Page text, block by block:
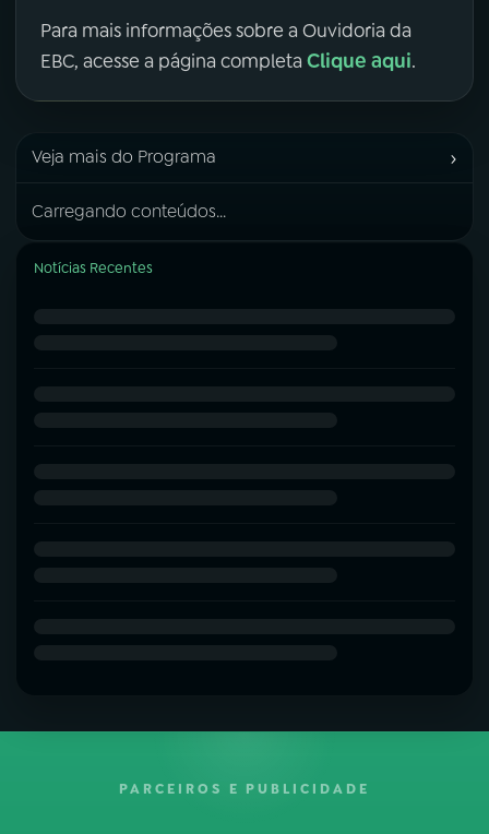
Para mais informações sobre a Ouvidoria da
EBC, acesse a página completa Clique aqui.
Veja mais do Programa ›
Carregando conteúdos...
Notícias Recentes
PARCEIROS E PUBLICIDADE